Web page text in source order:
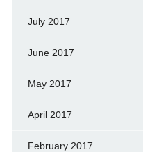
July 2017
June 2017
May 2017
April 2017
February 2017